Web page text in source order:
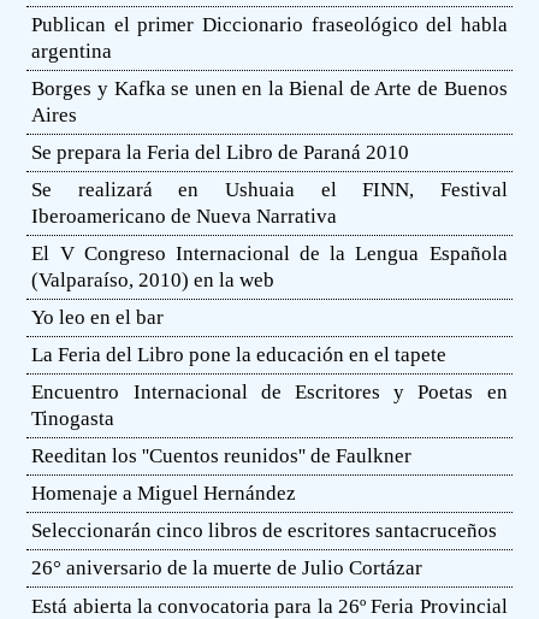
Publican el primer Diccionario fraseológico del habla
argentina
Borges y Kafka se unen en la Bienal de Arte de Buenos
Aires
Se prepara la Feria del Libro de Paraná 2010
Se realizará en Ushuaia el FINN, Festival
Iberoamericano de Nueva Narrativa
El V Congreso Internacional de la Lengua Española
(Valparaíso, 2010) en la web
Yo leo en el bar
La Feria del Libro pone la educación en el tapete
Encuentro Internacional de Escritores y Poetas en
Tinogasta
Reeditan los ''Cuentos reunidos'' de Faulkner
Homenaje a Miguel Hernández
Seleccionarán cinco libros de escritores santacruceños
26° aniversario de la muerte de Julio Cortázar
Está abierta la convocatoria para la 26º Feria Provincial